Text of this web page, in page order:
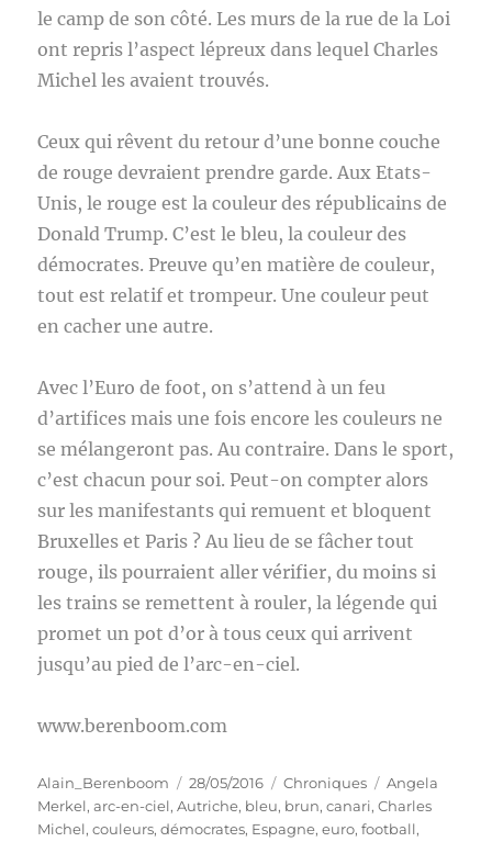
le camp de son côté. Les murs de la rue de la Loi
ont repris l’aspect lépreux dans lequel Charles
Michel les avaient trouvés.
Ceux qui rêvent du retour d’une bonne couche
de rouge devraient prendre garde. Aux Etats-
Unis, le rouge est la couleur des républicains de
Donald Trump. C’est le bleu, la couleur des
démocrates. Preuve qu’en matière de couleur,
tout est relatif et trompeur. Une couleur peut
en cacher une autre.
Avec l’Euro de foot, on s’attend à un feu
d’artifices mais une fois encore les couleurs ne
se mélangeront pas. Au contraire. Dans le sport,
c’est chacun pour soi. Peut-on compter alors
sur les manifestants qui remuent et bloquent
Bruxelles et Paris ? Au lieu de se fâcher tout
rouge, ils pourraient aller vérifier, du moins si
les trains se remettent à rouler, la légende qui
promet un pot d’or à tous ceux qui arrivent
jusqu’au pied de l’arc-en-ciel.
www.berenboom.com
Auteur
Alain_Berenboom
Publié
le
28/05/2016 Catégories
Chroniques Étiquettes
Angela
Merkel,arc-en-ciel,Autriche, bleu, brun,canari,Charles
Michel,couleurs,démocrates, Espagne,euro,football,